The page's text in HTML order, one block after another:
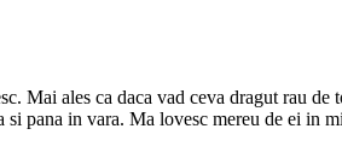
Mai ales ca daca vad ceva dragut rau
si pana in vara. Ma lovesc mereu de ei